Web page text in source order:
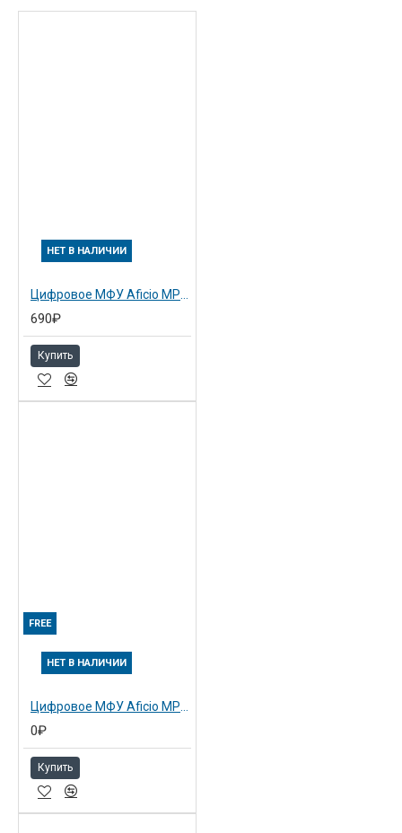
магазине расходных материалов и опций
НЕТ В НАЛИЧИИ
690₽
Купить
FREE
НЕТ В НАЛИЧИИ
0₽
Купить